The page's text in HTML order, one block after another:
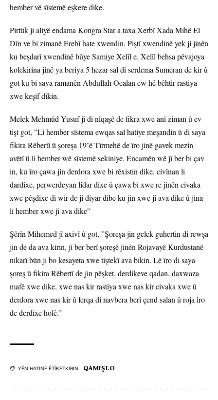
hember vê sîstemê eşkere dike.
Pirtûk ji aliyê endama Kongra Star a taxa Xerbî Xada Mihê El
Dîn ve bi zimanê Erebî hate xwendin. Piştî xwendinê yek ji jinên
ku beşdarî xwendinê bûye Samiye Xelîl e. Xelîl behsa pêvajoya
kolekirina jinê ya beriya 5 hezar sal di serdema Sumeran de kir û
got ku bi saya ramanên Abdullah Ocalan ew hê bêhtir rastiya
xwe keşif dikin.
Melek Mehmûd Yusuf jî di nîqaşê de fikra xwe anî ziman û ev
tişt got, ”Li hember sîstema ewqas sal hatiye meşandin û di saya
fikira Rêbertî û şoreşa 19’ê Tîrmehê de îro jinê gavek mezin
avêtî û li hember wê sîstemê sekiniye. Encamên wê jî ber bi çav
in, ku îro çawa jin derdora xwe bi rêxistin dike, civînan li
dardixe, perwerdeyan lidar dixe û çawa bi xwe re jinên civaka
xwe pêşdixe di wir de jî diyar dibe ku jin xwe jî ava dike û jina
li hember xwe jî ava dike”
Şêrîn Mihemed jî axivî û got, ”Şoreşa jin gelek guhertin di rewşa
jin de da ava kirin, ji ber berî şoreşê jinên Rojavayê Kurdustanê
nikarî bûn ji bo kesayeta xwe tiştekî ava bikin. Lê îro di saya
şoreş û fikira Rêbertî de jin pêşket, derdikeve qadan, daxwaza
mafê xwe dike, xwe nas kir rastiya xwe nas kir civaka xwe û
derdora xwe nas kir û ferqa di navbera berî çend salan û roja îro
de derdixe holê.”
YÊN HATINE ÊTÎKETKIRIN QAMIŞLO